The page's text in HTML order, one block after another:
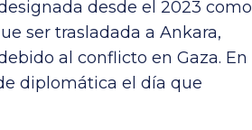
desde el 2023 como
ser trasladada a Ankara,
al conflicto en Gaza. En
diplomática el día que